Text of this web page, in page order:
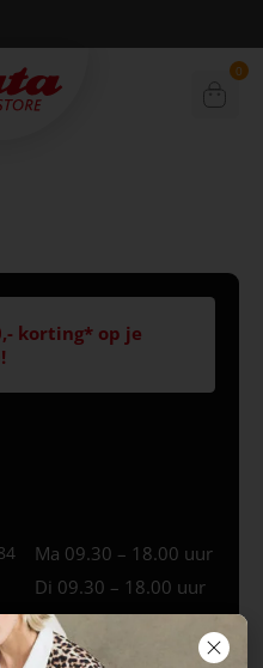
0
korting* op je
Ma 09.30 – 18.00 uur
Di 09.30 – 18.00 uur
Wo 09.30 – 18.00
uur